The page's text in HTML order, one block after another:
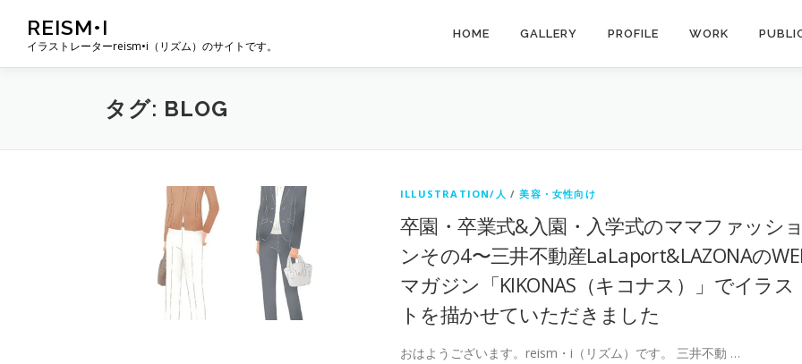
ン
REISM•I
イラストレーターreism•i（リズム）のサイトです。
HOME GALLERY PROFILE WORK
タグ: BLOG
ILLUSTRATION/人 /美容・女性向け
卒園・卒業式&入園・入学式のママファッシ
ンその4〜三井不動産LaLaport&LAZONAの
マガジン「KIKONAS（キコナス）」でイラス
トを描かせていただきました
おはようございます。reism・i（リズム）です。 三井不動 …